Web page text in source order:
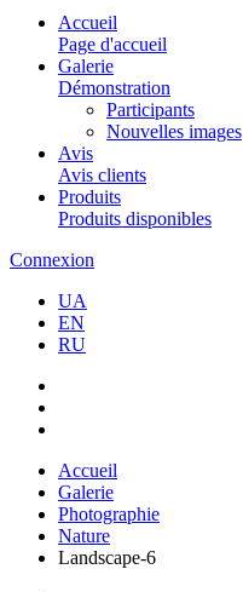
Accueil
Page d'accueil
Galerie
Démonstration
Participants
Nouvelles images
Avis
Avis clients
Produits
Produits disponibles
Connexion
UA
EN
RU
Accueil
Galerie
Photographie
Nature
Landscape-6